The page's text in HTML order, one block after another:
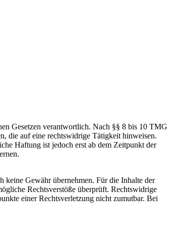
Gesetzen verantwortlich. Nach §§ 8 bis 10 TMG
die auf eine rechtswidrige Tätigkeit hinweisen.
Haftung ist jedoch erst ab dem Zeitpunkt der
keine Gewähr übernehmen. Für die Inhalte der
Rechtsverstöße überprüft. Rechtswidrige
einer Rechtsverletzung nicht zumutbar. Bei